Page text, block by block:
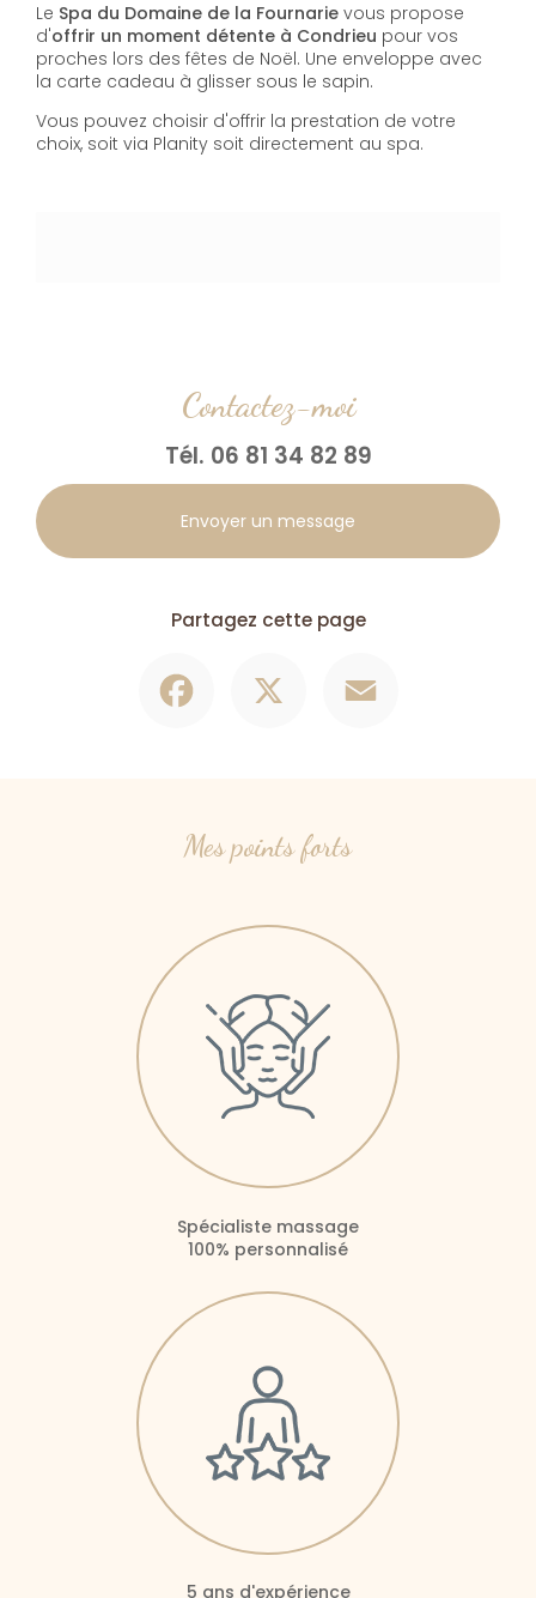
Le Spa du Domaine de la Fournarie vous propose
d'offrir un moment détente à Condrieu pour vos
proches lors des fêtes de Noël. Une enveloppe avec
la carte cadeau à glisser sous le sapin.
Vous pouvez choisir d'offrir la prestation de votre
choix, soit via Planity soit directement au spa.
Contactez-moi
Tél. 06 81 34 82 89
Envoyer un message
Partagez cette page
Mes points forts
Spécialiste massage
100% personnalisé
5 ans d'expérience